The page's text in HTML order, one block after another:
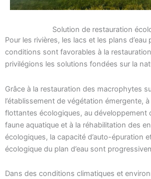
Solution de restauration
Pour les rivières, les lacs et les plans d’eau
conditions sont favorables à la
privilégions les solutions fondées sur la
Grâce à la restauration des macrophytes
l’établissement de végétation émergente, à
flottantes écologiques, au développement
faune aquatique et à la réhabilitation des
écologiques, la capacité d’auto-épuration
écologique du plan d’eau sont
Dans des conditions climatiques et